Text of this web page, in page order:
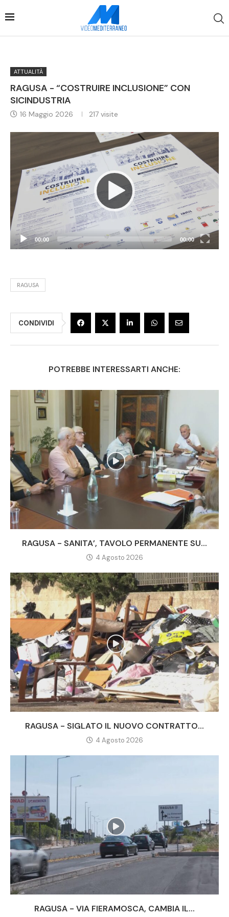
ATTUALITÀ
RAGUSA - “COSTRUIRE INCLUSIONE” CON
SICINDUSTRIA
16 Maggio 2026 217 visite
Video
Player
00:00 00:00
RAGUSA
CONDIVIDI
POTREBBE INTERESSARTI ANCHE:
RAGUSA - SANITA’, TAVOLO PERMANENTE SU...
4 Agosto 2026
RAGUSA - SIGLATO IL NUOVO CONTRATTO...
4 Agosto 2026
RAGUSA - VIA FIERAMOSCA, CAMBIA IL...